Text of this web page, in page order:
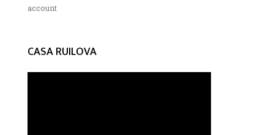
account
CASA RUILOVA